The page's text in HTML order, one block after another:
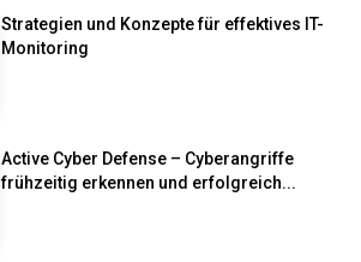
Strategien und Konzepte für effektives IT-
Monitoring
Active Cyber Defense – Cyberangriffe
frühzeitig erkennen und erfolgreich...